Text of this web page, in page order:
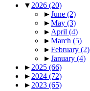
▼ 2026 (20)
►June (2)
►May (3)
► April (4)
►March (5)
►February (2)
►January (4)
► 2025 (66)
► 2024 (72)
► 2023 (65)